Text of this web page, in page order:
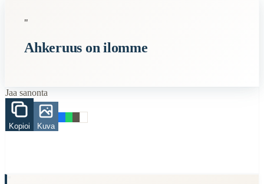
Semantic Themes
Related Topics
ahkeruus
ilo
"
Ahkeruus on ilomme
Jaa sanonta
Kopioi Kuva